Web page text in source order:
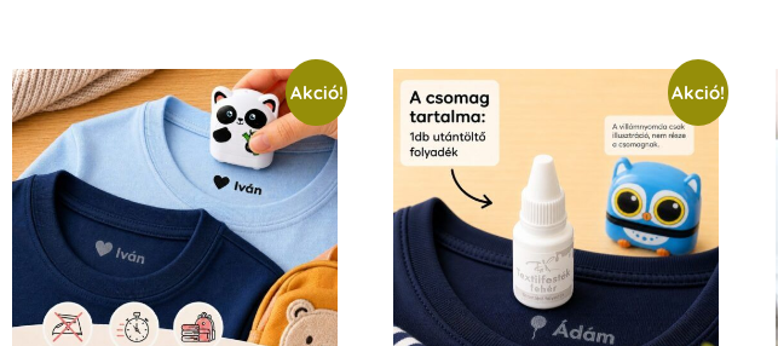
Akció! Akció!